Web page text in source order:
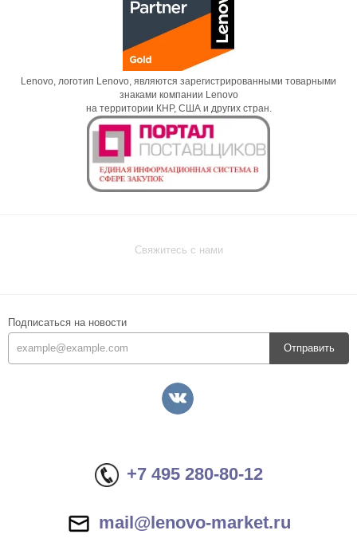
Lenovo, логотип Lenovo, являются зарегистрированными товарными
знаками компании Lenovo
на территории КНР, США и других стран.
Свяжитесь с нами
Подписаться на новости
Отправить
+7 495 280-80-12
mail@lenovo-market.ru